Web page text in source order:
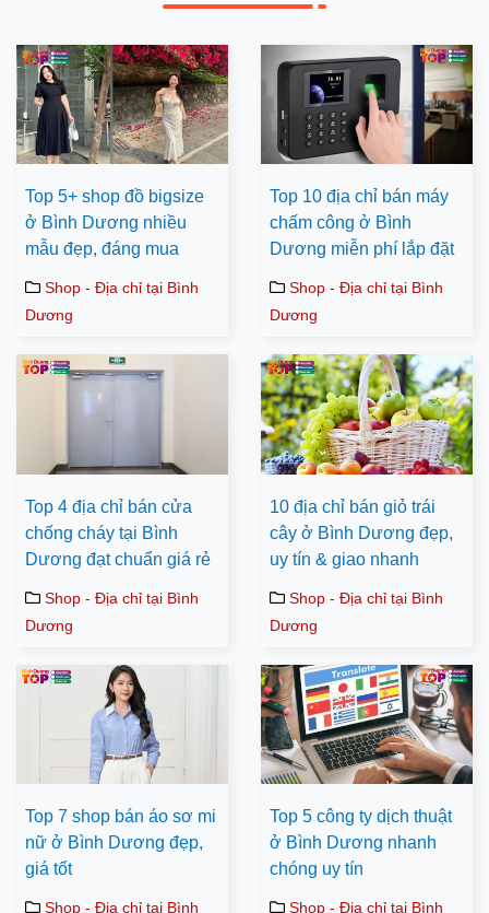
Top 5+ shop đồ bigsize
ở Bình Dương nhiều
mẫu đẹp, đáng mua
Shop - Địa chỉ tại Bình
Dương
Top 10 địa chỉ bán máy
chấm công ở Bình
Dương miễn phí lắp đặt
Shop - Địa chỉ tại Bình
Dương
Top 4 địa chỉ bán cửa
chống cháy tại Bình
Dương đạt chuẩn giá rẻ
Shop - Địa chỉ tại Bình
Dương
10 địa chỉ bán giỏ trái
cây ở Bình Dương đẹp,
uy tín & giao nhanh
Shop - Địa chỉ tại Bình
Dương
Top 7 shop bán áo sơ mi
nữ ở Bình Dương đẹp,
giá tốt
Shop - Địa chỉ tại Bình
Top 5 công ty dịch thuật
ở Bình Dương nhanh
chóng uy tín
Shop - Địa chỉ tại Bình